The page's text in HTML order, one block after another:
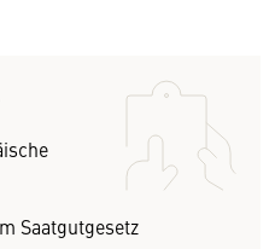
Saatgutgesetz